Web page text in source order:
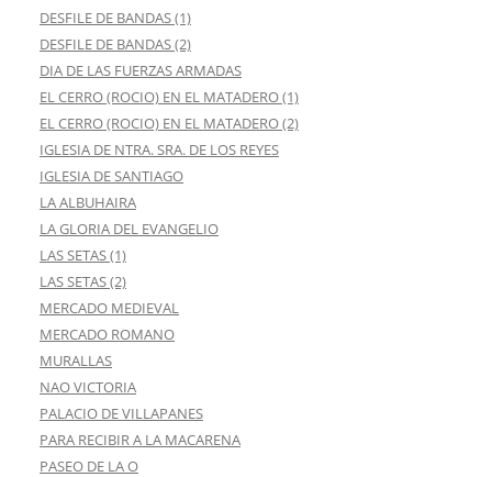
DESFILE DE BANDAS (1)
DESFILE DE BANDAS (2)
DIA DE LAS FUERZAS ARMADAS
EL CERRO (ROCIO) EN EL MATADERO (1)
EL CERRO (ROCIO) EN EL MATADERO (2)
IGLESIA DE NTRA. SRA. DE LOS REYES
IGLESIA DE SANTIAGO
LA ALBUHAIRA
LA GLORIA DEL EVANGELIO
LAS SETAS (1)
LAS SETAS (2)
MERCADO MEDIEVAL
MERCADO ROMANO
MURALLAS
NAO VICTORIA
PALACIO DE VILLAPANES
PARA RECIBIR A LA MACARENA
PASEO DE LA O